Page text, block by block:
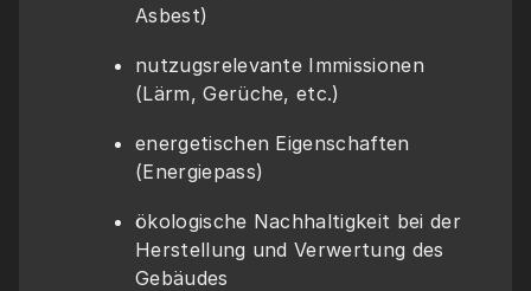
Asbest)
nutzugsrelevante Immissionen
(Lärm, Gerüche, etc.)
energetischen Eigenschaften
(Energiepass)
ökologische Nachhaltigkeit bei der
Herstellung und Verwertung des
Gebäudes